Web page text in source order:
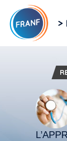
>